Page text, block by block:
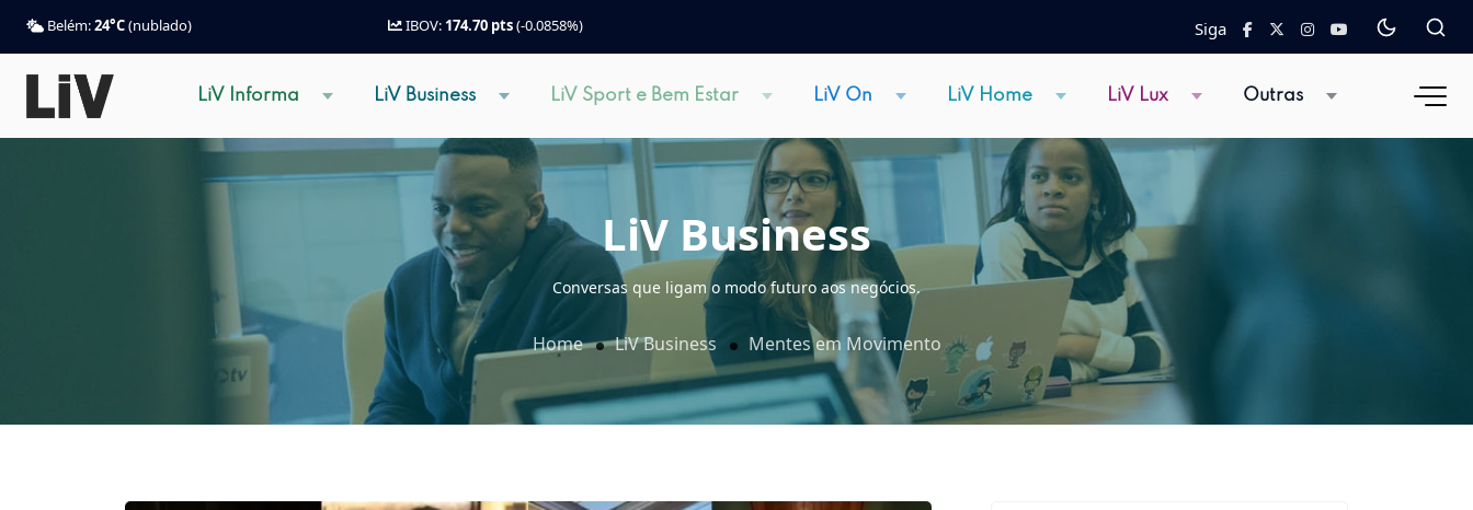
Belém:24°C(nublado) IBOV: 174.70 pts(-0.0858%) Siga
LiV Informa LiV Business LiV Sport e Bem Estar LiV On LiV Home LiV Lux Outras
LiV Business
Conversas que ligam o modo futuro aos negócios.
Home LiV Business Mentes em Movimento